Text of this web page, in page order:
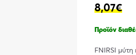
8,07€
Προϊόν
FNIRSI μύτη